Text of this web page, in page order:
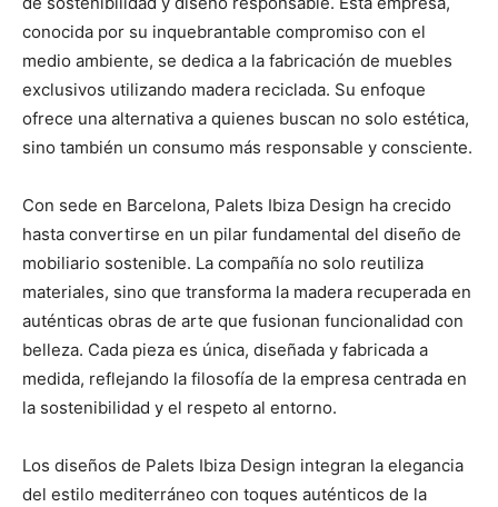
conocida por su inquebrantable compromiso con el
medio ambiente, se dedica a la fabricación de muebles
exclusivos utilizando madera reciclada. Su enfoque
ofrece una alternativa a quienes buscan no solo estética,
sino también un consumo más responsable y consciente.
Con sede en Barcelona, Palets Ibiza Design ha crecido
hasta convertirse en un pilar fundamental del diseño de
mobiliario sostenible. La compañía no solo reutiliza
materiales, sino que transforma la madera recuperada en
auténticas obras de arte que fusionan funcionalidad con
belleza. Cada pieza es única, diseñada y fabricada a
medida, reflejando la filosofía de la empresa centrada en
la sostenibilidad y el respeto al entorno.
Los diseños de Palets Ibiza Design integran la elegancia
del estilo mediterráneo con toques auténticos de la